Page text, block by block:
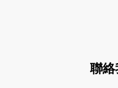
聯